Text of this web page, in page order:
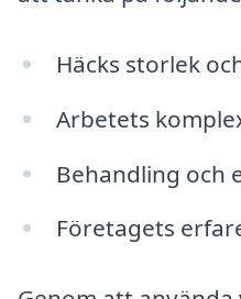
Häcks storlek
Arbetets
Behandling och
Företagets